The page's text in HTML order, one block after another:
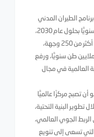
الطيران المدني
في الوصول إلى 330 مليون مسافر سنويًّا بحلول عام 2030،
ومضاعفة وجهات السفر الدولية إلى أكثر من 250 وجهة،
وزيادة طاقة الشحن الجوي إلى 4.5 ملايين طن سنويًّا، ورفع
العالمية في مجال
أن تصبح مركزًا عالميًّا
البنية التحتية،
الجوي العالمي،
يتماشى مع رؤية المملكة 2030 التي تسعى إلى تنويع